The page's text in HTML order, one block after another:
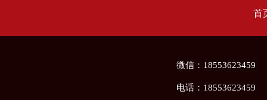
首
微信：18553623459
电话： 18553623459